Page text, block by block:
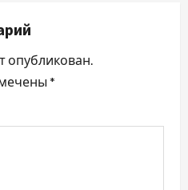
опубликован.
*